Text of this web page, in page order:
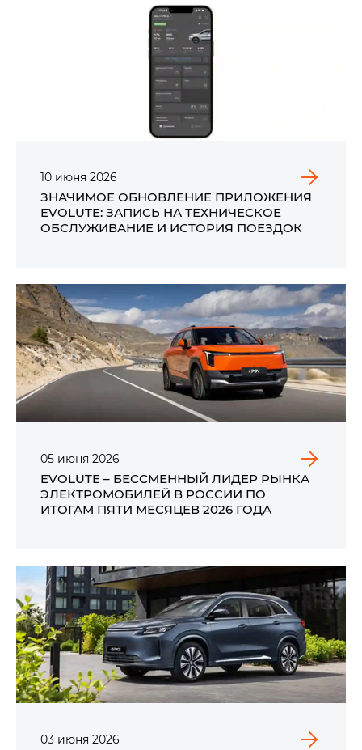
10 июня 2026
ЗНАЧИМОЕ ОБНОВЛЕНИЕ ПРИЛОЖЕНИЯ
EVOLUTE: ЗАПИСЬ НА ТЕХНИЧЕСКОЕ
ОБСЛУЖИВАНИЕ И ИСТОРИЯ ПОЕЗДОК
05 июня 2026
EVOLUTE – БЕССМЕННЫЙ ЛИДЕР РЫНКА
ЭЛЕКТРОМОБИЛЕЙ В РОССИИ ПО
ИТОГАМ ПЯТИ МЕСЯЦЕВ 2026 ГОДА
03 июня 2026